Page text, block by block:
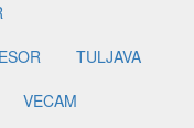
TULJAVA
VECAM